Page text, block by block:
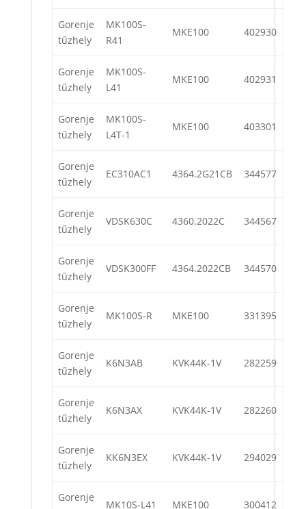
Gorenje
tűzhely
MK100S-
R41
MKE100 402930
Gorenje
tűzhely
MK100S-
L41
MKE100 402931
Gorenje
tűzhely
MK100S-
L4T-1
MKE100 403301
Gorenje
tűzhely
EC310AC1 4364.2G21CB 344577
Gorenje
tűzhely
VDSK630C 4360.2022C 344567
Gorenje
tűzhely
VDSK300FF 4364.2022CB 344570
Gorenje
tűzhely
MK100S-R MKE100 331395
Gorenje
tűzhely
K6N3AB KVK44K-1V 282259
Gorenje
tűzhely
K6N3AX KVK44K-1V 282260
Gorenje
tűzhely
KK6N3EX KVK44K-1V 294029
Gorenje
MK10S-L41 MKE100 300412